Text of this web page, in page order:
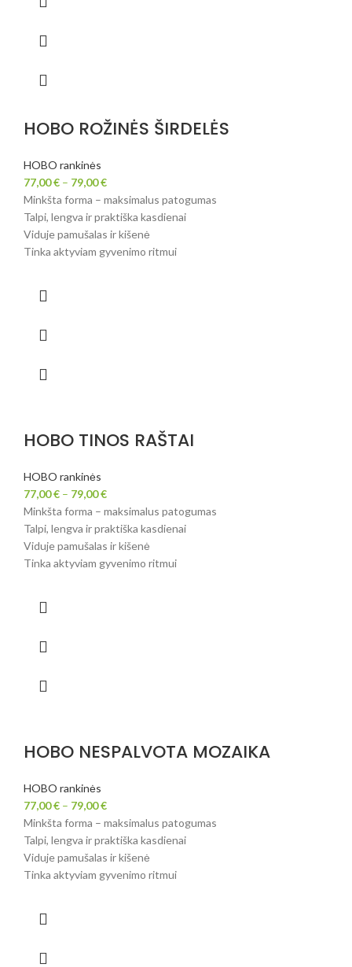
HOBO ROŽINĖS ŠIRDELĖS
HOBO rankinės
77,00€ – 79,00€
Minkšta forma – maksimalus patogumas
Talpi, lengva ir praktiška kasdienai
Viduje pamušalas ir kišenė
Tinka aktyviam gyvenimo ritmui
HOBO TINOS RAŠTAI
HOBO rankinės
77,00€ – 79,00€
Minkšta forma – maksimalus patogumas
Talpi, lengva ir praktiška kasdienai
Viduje pamušalas ir kišenė
Tinka aktyviam gyvenimo ritmui
HOBO NESPALVOTA MOZAIKA
HOBO rankinės
77,00€ – 79,00€
Minkšta forma – maksimalus patogumas
Talpi, lengva ir praktiška kasdienai
Viduje pamušalas ir kišenė
Tinka aktyviam gyvenimo ritmui